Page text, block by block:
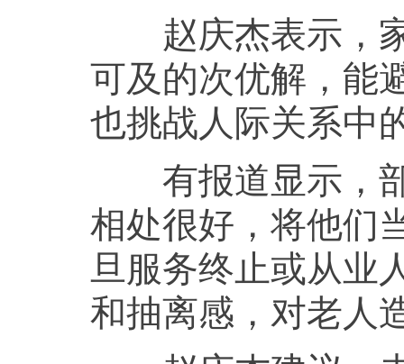
赵庆杰表示，家
可及的次优解，能
也挑战人际关系中
有报道显示，部
相处很好，将他们
旦服务终止或从业
和抽离感，对老人